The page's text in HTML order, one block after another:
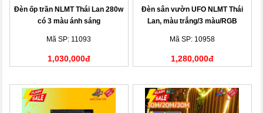
Đèn ốp trần NLMT Thái Lan 280w
có 3 màu ánh sáng
Mã SP: 11093
1,030,000đ
Đèn sân vườn UFO NLMT Thái
Lan, màu trắng/3 màu/RGB
Mã SP: 10958
1,280,000đ